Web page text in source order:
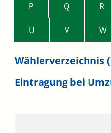
P Q R
U V W
Wählerverzeichnis
Eintragung bei